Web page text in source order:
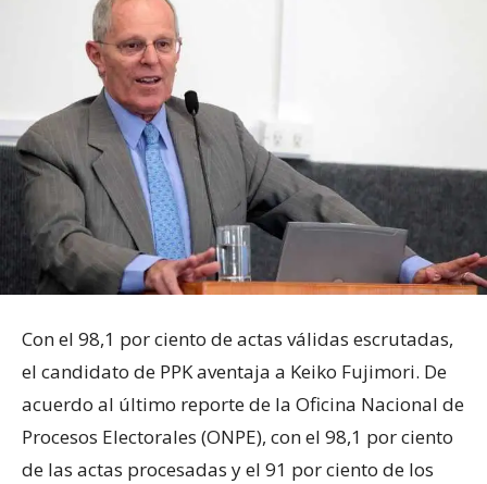
Con el 98,1 por ciento de actas válidas escrutadas,
el candidato de PPK aventaja a Keiko Fujimori. De
acuerdo al último reporte de la Oficina Nacional de
Procesos Electorales (ONPE), con el 98,1 por ciento
de las actas procesadas y el 91 por ciento de los